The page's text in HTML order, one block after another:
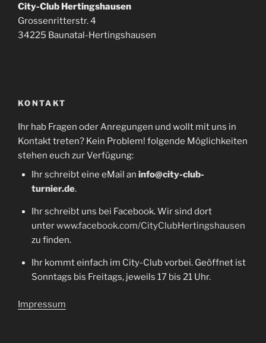
City-Club Hertingshausen
Grossenritterstr. 4
34225 Baunatal-Hertingshausen
KONTAKT
Ihr hab Fragen oder Anregungen und wollt mit uns in
Kontakt treten? Kein Problem! folgende Möglichkeiten
stehen euch zur Verfügung:
Ihr schreibt eine eMail an info@city-club-
turnier.de.
Ihr schreibt uns bei Facebook. Wir sind dort
unterwww.facebook.com/CityClubHertingshausen
zu finden.
Ihr kommt einfach im City-Club vorbei. Geöffnet ist
Sonntags bis Freitags, jeweils 17 bis 21 Uhr.
Impressum